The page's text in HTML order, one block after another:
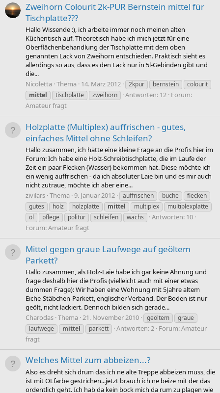
Zweihorn Colourit 2k-PUR Bernstein mittel für
Tischplatte???
Hallo Wissende :), ich arbeite immer noch meinen alten
Küchentisch auf. Theoretisch habe ich mich jetzt für eine
Oberflächenbehandlung der Tischplatte mit dem oben
genannten Lack von Zweihorn entschieden. Praktisch sieht es
allerdings so aus, dass es den Lack nur in 5l-Gebinden gibt und
die...
Nicoletta Thema 14. März 2012 2kpur bernstein
colourit
mittel
tischplatte zweihorn Antworten: 12 Forum:
Amateur fragt
Holzplatte (Multiplex) auffrischen - gutes,
einfaches Mittel ohne Schleifen?
Hallo zusammen, ich hätte eine kleine Frage an die Profis hier im
Forum: Ich habe eine Holz-Schreibtischplatte, die im Laufe der
Zeit ein paar Flecken (Wasser) bekommen hat. Diese möchte ich
ein wenig auffrischen - da ich absoluter Laie bin und es mir auch
nicht zutraue, möchte ich aber eine...
zivilars Thema 9. Januar 2012 auffrischen buche
flecken
gutes
holz holzplatte mittel multiplex
multiplexplatte
öl
pflege politur schleifen wachs
Antworten: 10
Forum:Amateur fragt
Mittel gegen graue Laufwege auf geöltem
Parkett?
Hallo zusammen, als Holz-Laie habe ich gar keine Ahnung und
frage deshalb hier die Profis (vielleicht auch mit einer etwas
dummen Frage): Wir haben eine Wohnung mit 5Jahre altem
Eiche-Stäbchen-Parkett, englischer Verband. Der Boden ist nur
geölt, nicht lackiert. Dennoch bilden sich gerade...
Charodas Thema 21. November 2010 geöltem
graue
laufwege
mittel parkett Antworten: 2 Forum:Amateur
fragt
Welches Mittel zum abbeizen...?
Also es dreht sich drum das ich ne alte Treppe abbeizen muss, die
ist mit ÖLfarbe gestrichen...jetzt brauch ich ne beize mit der das
ordentlich geht. Ich hab da kein bock mich da rum zu plagen wie